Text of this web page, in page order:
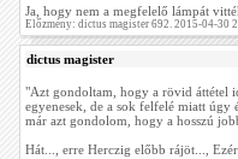
Ja, hogy nem a megfelelő lámpát
Előzmény: dictus magister 692. 2015-04-30
dictus magister
"Azt gondoltam, hogy a rövid áttétel
egyenesek, de a sok felfelé miatt
már azt gondolom, hogy a hosszú
Hát..., erre Herczig előbb rájöt...,